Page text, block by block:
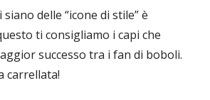
delle “icone di stile” è
ti consigliamo i capi che
successo tra i fan di boboli.
carrellata!